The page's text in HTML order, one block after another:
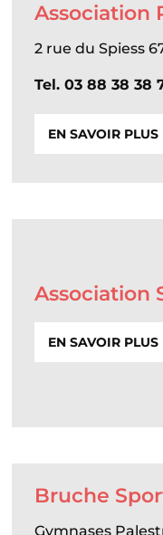
Association
2 rue du Spiess
Tel. 03 88 38 38
EN SAVOIR PLUS
Association
EN SAVOIR PLUS
Bruche
Gymnases